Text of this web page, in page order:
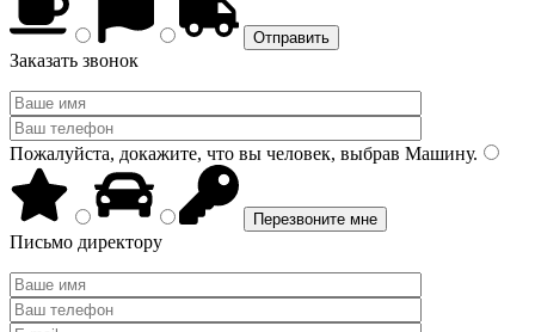
Заказать звонок
Пожалуйста, докажите, что вы человек, выбрав Машину.
Письмо директору